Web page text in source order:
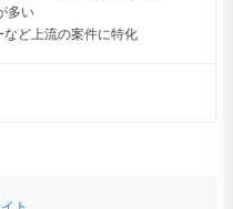
多い
など上流の案件に特化